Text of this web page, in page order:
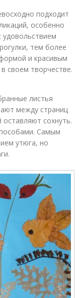
подходит
особенно
удовольствием
тем более
и красивым
своем творчестве.
листья
между страниц
оставляют сохнуть.
Самым
утюга, но